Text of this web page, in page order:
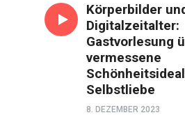
Körperbilder
Digitalzeitalter:
Gastvorlesung
vermessene
Selbstliebe
8. DEZEMBER 2023